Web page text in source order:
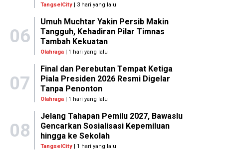
TangselCity | 3 hari yang lalu
06
Umuh Muchtar Yakin Persib Makin
Tangguh, Kehadiran Pilar Timnas
Tambah Kekuatan
Olahraga | 1 hari yang lalu
07
Final dan Perebutan Tempat Ketiga
Piala Presiden 2026 Resmi Digelar
Tanpa Penonton
Olahraga | 1 hari yang lalu
08
Jelang Tahapan Pemilu 2027, Bawaslu
Gencarkan Sosialisasi Kepemiluan
hingga ke Sekolah
TangselCity | 1 hari yang lalu